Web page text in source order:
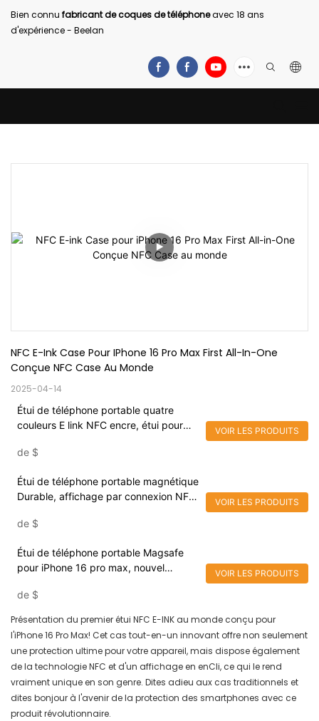
Bien connu fabricant de coques de téléphoneavec 18 ans
d'expérience - Beelan
NFC E-Ink Case Pour IPhone 16 Pro Max First All-In-One
Conçue NFC Case Au Monde
2025-04-14
Étui de téléphone portable quatre
couleurs E link NFC encre, étui pour
étui de téléphone numérique à monter
de $
VOIR LES PRODUITS
Étui de téléphone portable magnétique
Durable, affichage par connexion NFC,
couleurs, tendance 2024
de $
VOIR LES PRODUITS
Étui de téléphone portable Magsafe
pour iPhone 16 pro max, nouvel
à encre E, caméra, béquille
de $
VOIR LES PRODUITS
Présentation du premier étui NFC E-INK au monde conçu pour
l'iPhone 16 Pro Max! Cet cas tout-en-un innovant offre non seulement
une protection ultime pour votre appareil, mais dispose également
de la technologie NFC et d'un affichage en enCli, ce qui le rend
vraiment unique en son genre. Dites adieu aux cas traditionnels et
dites bonjour à l'avenir de la protection des smartphones avec ce
produit révolutionnaire.